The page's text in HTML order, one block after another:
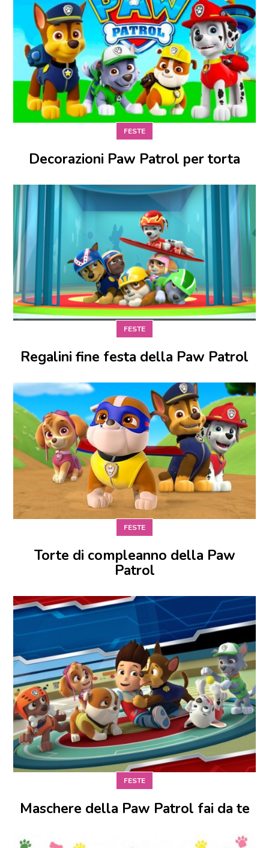
FESTE
Decorazioni Paw Patrol per torta
FESTE
Regalini fine festa della Paw Patrol
FESTE
Torte di compleanno della Paw
Patrol
FESTE
Maschere della Paw Patrol fai da te